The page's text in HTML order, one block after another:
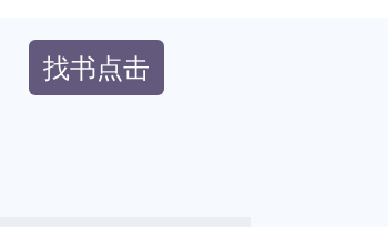
找书点击